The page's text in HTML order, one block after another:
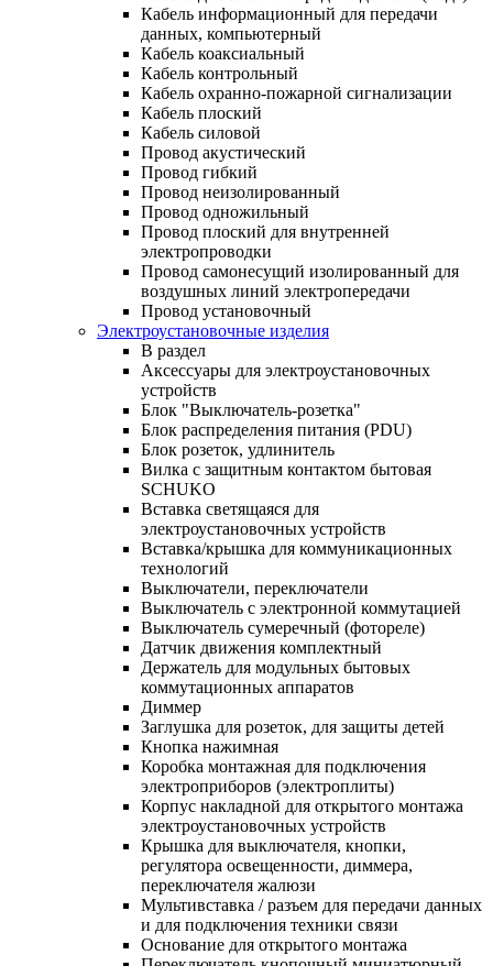
Кабель информационный для передачи
данных, компьютерный
Кабель коаксиальный
Кабель контрольный
Кабель охранно-пожарной сигнализации
Кабель плоский
Кабель силовой
Провод акустический
Провод гибкий
Провод неизолированный
Провод одножильный
Провод плоский для внутренней
электропроводки
Провод самонесущий изолированный для
воздушных линий электропередачи
Провод установочный
Электроустановочные изделия
В раздел
Аксессуары для электроустановочных
устройств
Блок "Выключатель-розетка"
Блок распределения питания (PDU)
Блок розеток, удлинитель
Вилка с защитным контактом бытовая
SCHUKO
Вставка светящаяся для
электроустановочных устройств
Вставка/крышка для коммуникационных
технологий
Выключатели, переключатели
Выключатель с электронной коммутацией
Выключатель сумеречный (фотореле)
Датчик движения комплектный
Держатель для модульных бытовых
коммутационных аппаратов
Диммер
Заглушка для розеток, для защиты детей
Кнопка нажимная
Коробка монтажная для подключения
электроприборов (электроплиты)
Корпус накладной для открытого монтажа
электроустановочных устройств
Крышка для выключателя, кнопки,
регулятора освещенности, диммера,
переключателя жалюзи
Мультивставка / разъем для передачи данных
и для подключения техники связи
Основание для открытого монтажа